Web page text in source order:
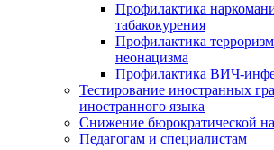
Профилактика
табакокурения
Профилактика
неонацизма
Профилактика ВИЧ-
Тестирование иностранных
иностранного языка
Снижение бюрократической
Педагогам и специалистам